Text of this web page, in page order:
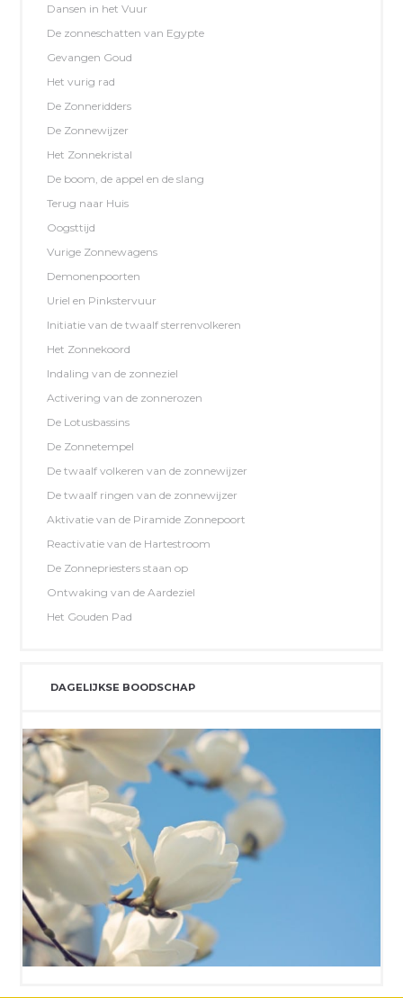
Dansen in het Vuur
De zonneschatten van Egypte
Gevangen Goud
Het vurig rad
De Zonneridders
De Zonnewijzer
Het Zonnekristal
De boom, de appel en de slang
Terug naar Huis
Oogsttijd
Vurige Zonnewagens
Demonenpoorten
Uriel en Pinkstervuur
Initiatie van de twaalf sterrenvolkeren
Het Zonnekoord
Indaling van de zonneziel
Activering van de zonnerozen
De Lotusbassins
De Zonnetempel
De twaalf volkeren van de zonnewijzer
De twaalf ringen van de zonnewijzer
Aktivatie van de Piramide Zonnepoort
Reactivatie van de Hartestroom
De Zonnepriesters staan op
Ontwaking van de Aardeziel
Het Gouden Pad
DAGELIJKSE BOODSCHAP